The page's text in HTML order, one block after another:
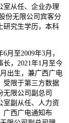
室从任、企业办理
份无限公司宾客分
研究生学历，本科
至2009年3月，
，2021年1月至今
出生，兼广西广电
受限于第三方数据
无限公司副总司
室副从任、人力资
广西广电通知布